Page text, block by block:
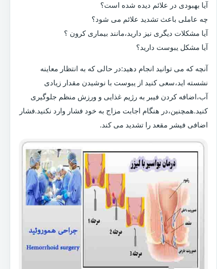
آیا بهبودی در علائم دیده شده است؟
چه عاملی باعث تشدید علائم می شود؟
آیا مشکلات دیگری نیز دارید،مانند بیماری کرون ؟
آیا مشکل یبوست دارید؟
آنچه که می توانید انجام دهید:در حالی که به انتظار معاینه
نشسته اید،سعی کنید از یبوست با نوشیدن مقدار زیادی
آب،اضافه کردن فیبر به رژیم غذایی و ورزش منظم جلوگیری
کنید.همچنین،در هنگام اجابت مزاج به خود فشار وارد نکنید.فشار
اضافی فیشر مقعد را تشدید می کند.